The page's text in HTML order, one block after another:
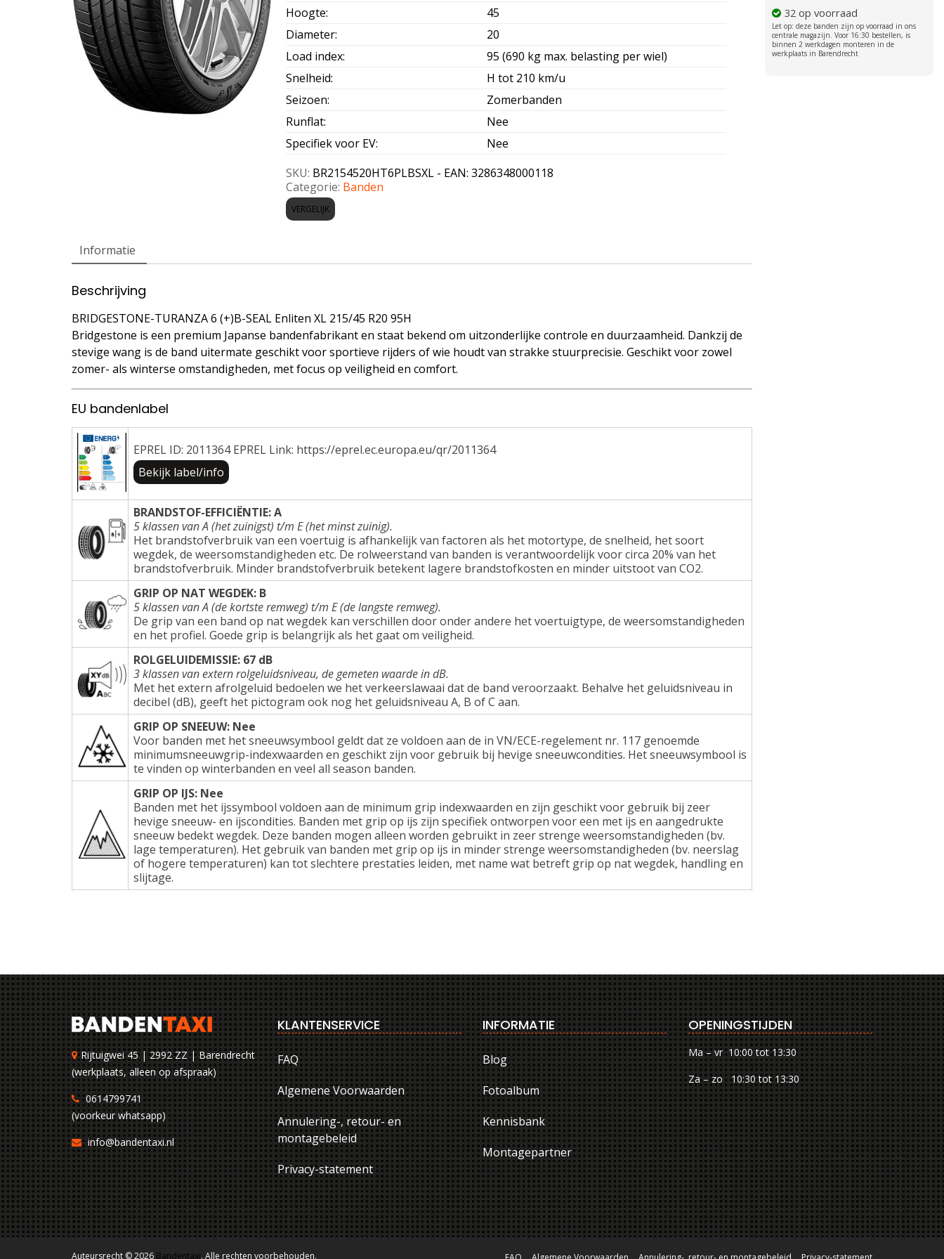
Hoogte:
45
Diameter:
20
Load index:
95 (690 kg max. belasting per wiel)
Snelheid:
H tot 210 km/u
Seizoen:
Zomerbanden
Runflat:
Nee
Specifiek voor EV:
Nee
SKU: BR2154520HT6PLBSXL - EAN: 3286348000118
Categorie: Banden
VERGELIJK
32 op voorraad
Informatie
Beschrijving
BRIDGESTONE-TURANZA 6 (+)B-SEAL Enliten XL 215/45 R20 95H
Bridgestone is een premium Japanse bandenfabrikant en staat bekend om uitzonderlijke controle en duurzaamheid. Dankzij de
stevige wang is de band uitermate geschikt voor sportieve rijders of wie houdt van strakke stuurprecisie. Geschikt voor zowel
zomer- als winterse omstandigheden, met focus op veiligheid en comfort.
EU bandenlabel
EPREL ID: 2011364 EPREL Link: https://eprel.ec.europa.eu/qr/2011364
Bekijk label/info
BRANDSTOF-EFFICIËNTIE: A
5 klassen van A (het zuinigst) t/m E (het minst zuinig).
Het brandstofverbruik van een voertuig is afhankelijk van factoren als het motortype, de snelheid, het soort
wegdek, de weersomstandigheden etc. De rolweerstand van banden is verantwoordelijk voor circa 20% van het
brandstofverbruik. Minder brandstofverbruik betekent lagere brandstofkosten en minder uitstoot van CO2.
GRIP OP NAT WEGDEK: B
5 klassen van A (de kortste remweg) t/m E (de langste remweg).
De grip van een band op nat wegdek kan verschillen door onder andere het voertuigtype, de weersomstandigheden
en het profiel. Goede grip is belangrijk als het gaat om veiligheid.
ROLGELUIDEMISSIE: 67 dB
3 klassen van extern rolgeluidsniveau, de gemeten waarde in dB.
Met het extern afrolgeluid bedoelen we het verkeerslawaai dat de band veroorzaakt. Behalve het geluidsniveau in
decibel (dB), geeft het pictogram ook nog het geluidsniveau A, B of C aan.
GRIP OP SNEEUW: Nee
Voor banden met het sneeuwsymbool geldt dat ze voldoen aan de in VN/ECE-regelement nr. 117 genoemde
minimumsneeuwgrip-indexwaarden en geschikt zijn voor gebruik bij hevige sneeuwcondities. Het sneeuwsymbool is
te vinden op winterbanden en veel all season banden.
GRIP OP IJS: Nee
Banden met het ijssymbool voldoen aan de minimum grip indexwaarden en zijn geschikt voor gebruik bij zeer
hevige sneeuw- en ijscondities. Banden met grip op ijs zijn specifiek ontworpen voor een met ijs en aangedrukte
sneeuw bedekt wegdek. Deze banden mogen alleen worden gebruikt in zeer strenge weersomstandigheden (bv.
lage temperaturen). Het gebruik van banden met grip op ijs in minder strenge weersomstandigheden (bv. neerslag
of hogere temperaturen) kan tot slechtere prestaties leiden, met name wat betreft grip op nat wegdek, handling en
slijtage.
Rijtuigwei 45 | 2992 ZZ | Barendrecht
(werkplaats, alleen op afspraak)
0614799741
(voorkeur whatsapp)
info@bandentaxi.nl
KLANTENSERVICE
FAQ
Algemene Voorwaarden
Annulering-, retour- en
montagebeleid
Privacy-statement
INFORMATIE
Blog
Fotoalbum
Kennisbank
Montagepartner
OPENINGSTIJDEN
Ma – vr 10:00 tot 13:30
Za – zo 10:30 tot 13:30
Auteursrecht © 2026 Bandentaxi. Alle rechten voorbehouden.